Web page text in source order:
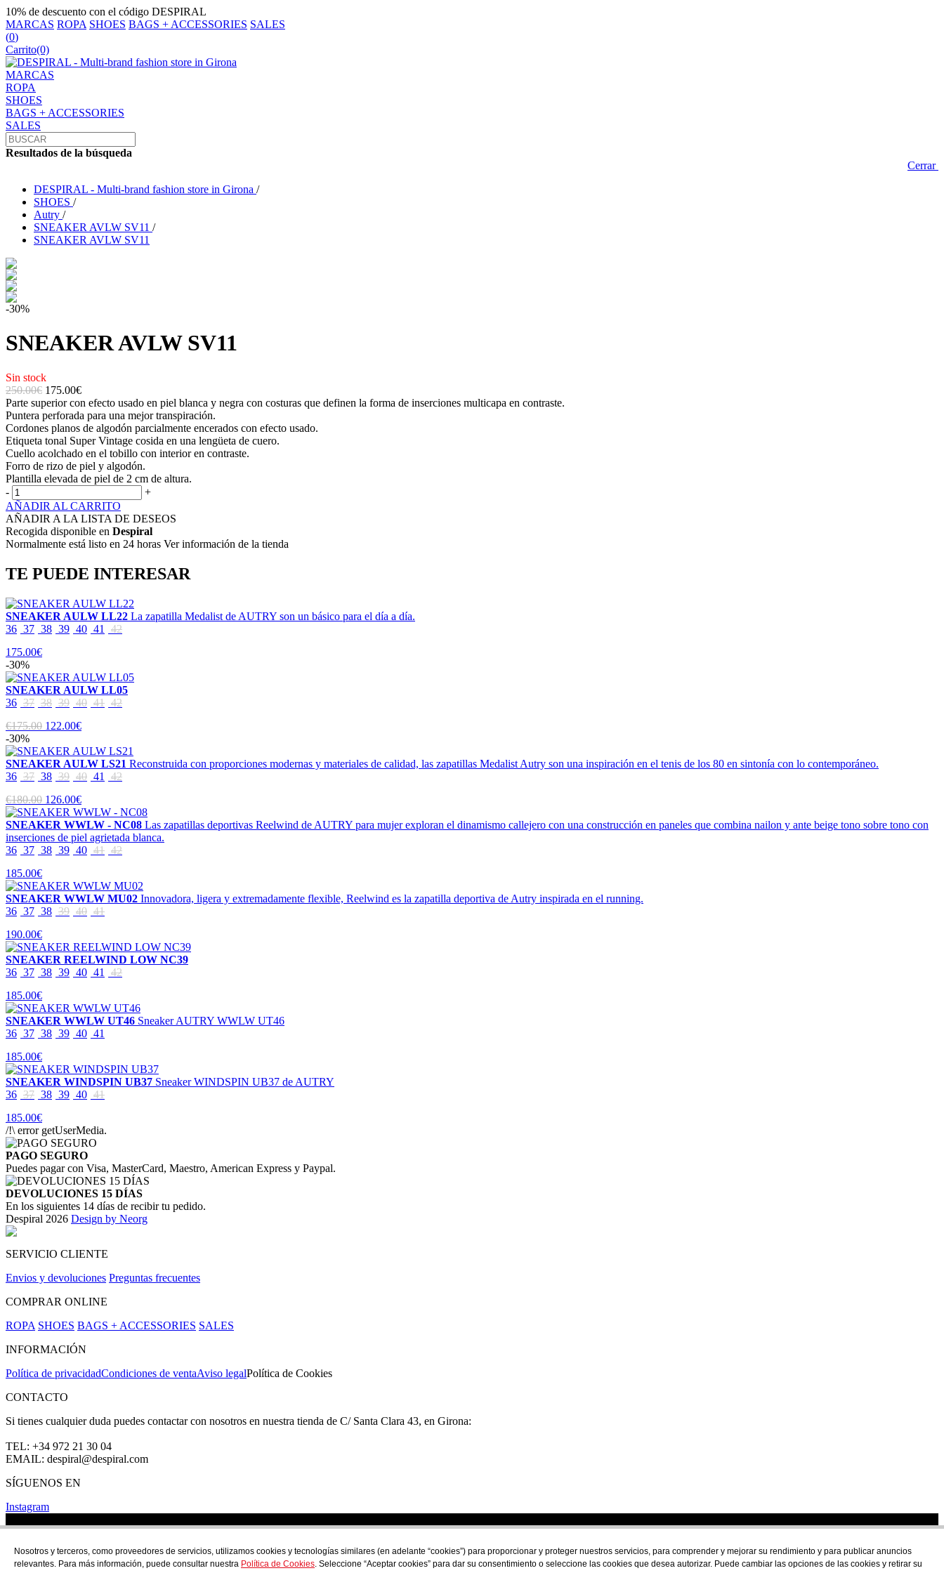
10% de descuento con el código DESPIRAL
MARCAS ROPA SHOES BAGS + ACCESSORIES SALES
(0)
Carrito(0)
MARCAS
ROPA
SHOES
BAGS + ACCESSORIES
SALES
Resultados de la búsqueda
Cerrar
DESPIRAL - Multi-brand fashion store in Girona /
SHOES /
Autry /
SNEAKER AVLW SV11 /
SNEAKER AVLW SV11
-30%
SNEAKER AVLW SV11
Sin stock
250.00€ 175.00€
Parte superior con efecto usado en piel blanca y negra con costuras que definen la forma de inserciones multicapa en contraste.
Puntera perforada para una mejor transpiración.
Cordones planos de algodón parcialmente encerados con efecto usado.
Etiqueta tonal Super Vintage cosida en una lengüeta de cuero.
Cuello acolchado en el tobillo con interior en contraste.
Forro de rizo de piel y algodón.
Plantilla elevada de piel de 2 cm de altura.
-
+
AÑADIR AL CARRITO
AÑADIR A LA LISTA DE DESEOS
Recogida disponible en Despiral
Normalmente está listo en 24 horas Ver información de la tienda
TE PUEDE INTERESAR
SNEAKER AULW LL22 La zapatilla Medalist de AUTRY son un básico para el día a día.
36 37 38 39 40 41
42
175.00€
-30%
SNEAKER AULW LL05
36 37 38 39 40 41 42
€175.00 122.00€
-30%
SNEAKER AULW LS21 Reconstruida con proporciones modernas y materiales de calidad, las zapatillas Medalist Autry son una inspiración en el tenis de los 80 en sintonía con lo contemporáneo.
36 37 38 39 40 41
42
€180.00 126.00€
SNEAKER WWLW - NC08 Las zapatillas deportivas Reelwind de AUTRY para mujer exploran el dinamismo callejero con una construcción en paneles que combina nailon y ante beige tono sobre tono con
inserciones de piel agrietada blanca.
36 37 38 39 40 41 42
185.00€
SNEAKER WWLW MU02 Innovadora, ligera y extremadamente flexible, Reelwind es la zapatilla deportiva de Autry inspirada en el running.
36 37 38 39 40 41
190.00€
SNEAKER REELWIND LOW NC39
36 37 38 39 40 41
42
185.00€
SNEAKER WWLW UT46 Sneaker AUTRY WWLW UT46
36 37 38 39 40 41
185.00€
SNEAKER WINDSPIN UB37 Sneaker WINDSPIN UB37 de AUTRY
36 37 38 39 40 41
185.00€
/!\ error getUserMedia.
PAGO SEGURO
Puedes pagar con Visa, MasterCard, Maestro, American Express y Paypal.
DEVOLUCIONES 15 DÍAS
En los siguientes 14 días de recibir tu pedido.
Despiral 2026 Design by Neorg
SERVICIO CLIENTE
Envios y devoluciones Preguntas frecuentes
COMPRAR ONLINE
ROPA SHOES BAGS + ACCESSORIES SALES
INFORMACIÓN
Política de privacidadCondiciones de ventaAviso legalPolítica de Cookies
CONTACTO
Si tienes cualquier duda puedes contactar con nosotros en nuestra tienda de C/ Santa Clara 43, en Girona:
TEL: +34 972 21 30 04
EMAIL: despiral@despiral.com
SÍGUENOS EN
Instagram
Nosotros y terceros, como proveedores de servicios, utilizamos cookies y tecnologías similares (en adelante “cookies”) para proporcionar y proteger nuestros servicios, para comprender y mejorar su rendimiento y para publicar anuncios
relevantes. Para más información, puede consultar nuestra Política de Cookies. Seleccione “Aceptar cookies” para dar su consentimiento o seleccione las cookies que desea autorizar. Puede cambiar las opciones de las cookies y retirar su